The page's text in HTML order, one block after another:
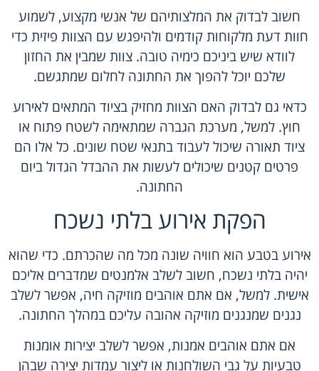
חשוב לבדוק את המלצותיהם של אנשי מקצוע, לשמוע
חוות דעת מלקוחות קודמים ולהיפגש עם הצוות פיזית כדי
לוודא שיש ביניכם כימיה טובה. צוות שמבין את החזון
שלכם יוכל להפוך את החתונה לחלום שמתגשם.
כדאי גם לבדוק האם הצוות מחזיק בציוד המתאים לאירוע
חוץ. למשל, מערכת הגברה שמתאימה לשטח פתוח או
ציוד תאורה שיכול לעבוד בתנאי שטח שונים. כל אלו הם
פרטים קטנים שיכולים לעשות את ההבדל הגדול ביום
החתונה.
הפקת אירוע בלתי נשכח
אירוע בטבע הוא חוויה שונה מכל מה שהכרתם. כדי שהוא
יהיה בלתי נשכח, חשוב לשלב אלמנטים שמדברים אליכם
אישית. למשל, אם אתם אוהבים מוזיקה חיה, אפשר לשלב
נגנים שמנגנים מוזיקה אהובה עליכם במהלך החתונה.
אם אתם אוהבים אמנות, אפשר לשלב יצירות אומנות
טבעיות על גבי השולחנות או ליצור עמדות יצירה שבהן